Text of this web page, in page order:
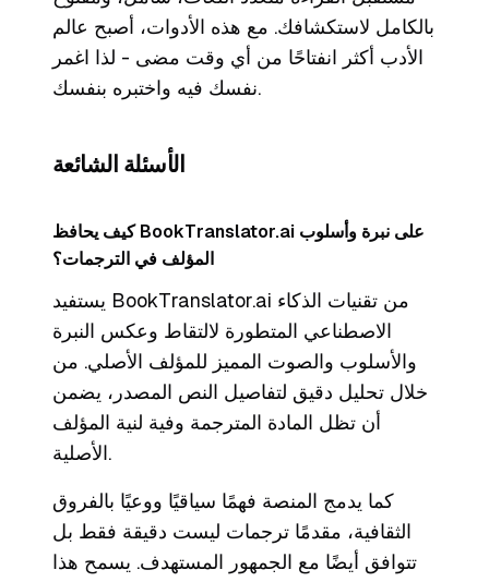
بالكامل لاستكشافك. مع هذه الأدوات، أصبح عالم
الأدب أكثر انفتاحًا من أي وقت مضى - لذا اغمر
نفسك فيه واختبره بنفسك.
الأسئلة الشائعة
كيف يحافظ BookTranslator.ai على نبرة وأسلوب
المؤلف في الترجمات؟
يستفيد BookTranslator.ai من تقنيات الذكاء
الاصطناعي المتطورة لالتقاط وعكس النبرة
والأسلوب والصوت المميز للمؤلف الأصلي. من
خلال تحليل دقيق لتفاصيل النص المصدر، يضمن
أن تظل المادة المترجمة وفية لنية المؤلف
الأصلية.
كما يدمج المنصة فهمًا سياقيًا ووعيًا بالفروق
الثقافية، مقدمًا ترجمات ليست دقيقة فقط بل
تتوافق أيضًا مع الجمهور المستهدف. يسمح هذا